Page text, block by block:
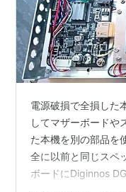
電源破損で全損した
してマザーボードや
た本機を別の部品を
全に以前と同じスペ
ボードにDiginnos